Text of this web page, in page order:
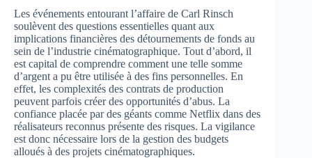
Les événements entourant l’affaire de Carl Rinsch
soulèvent des questions essentielles quant aux
implications financières des détournements de fonds au
sein de l’industrie cinématographique. Tout d’abord, il
est capital de comprendre comment une telle somme
d’argent a pu être utilisée à des fins personnelles. En
effet, les complexités des contrats de production
peuvent parfois créer des opportunités d’abus. La
confiance placée par des géants comme Netflix dans des
réalisateurs reconnus présente des risques. La vigilance
est donc nécessaire lors de la gestion des budgets
alloués à des projets cinématographiques.